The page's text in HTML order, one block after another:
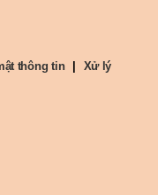
thông tin
Xử lý